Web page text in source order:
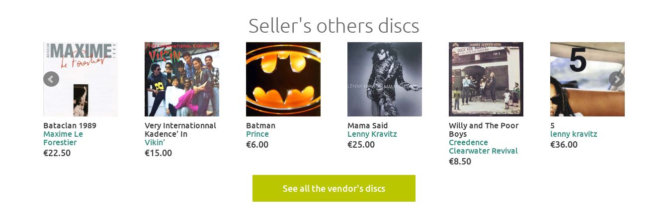
Seller's others discs
Bataclan 1989
Maxime Le
Forestier
€22.50
Very Internationnal
Kadence' In
Vikin'
€15.00
Batman
Prince
€6.00
Mama Said
Lenny Kravitz
€25.00
Willy and The Poor
Boys
Creedence
Clearwater Revival
€8.50
5
lenny kravitz
€36.00
See all the vendor's discs